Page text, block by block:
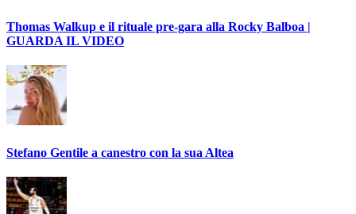
Thomas Walkup e il rituale pre-gara alla Rocky Balboa |
GUARDA IL VIDEO
Stefano Gentile a canestro con la sua Altea